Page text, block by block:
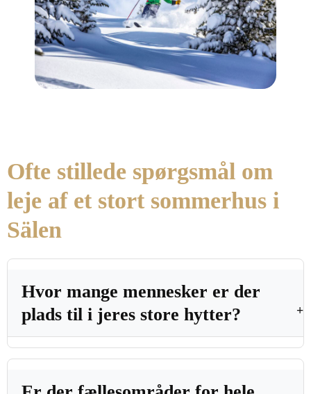
Ofte stillede spørgsmål om
leje af et stort sommerhus i
Sälen
Hvor mange mennesker er der
plads til i jeres store hytter?